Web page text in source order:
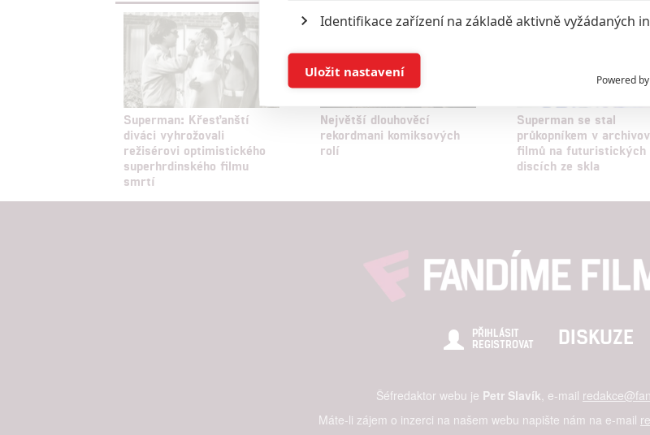
Superman: Křesťanští
diváci vyhrožovali
režisérovi optimistického
superhrdinského filmu
smrtí
Největší dlouhověcí
rekordmani komiksových
rolí
Superman se stal
průkopníkem v
filmů na futuristických
discích ze skla
PŘIHLÁSIT
REGISTROVAT
DISKUZE
Šéfredaktor webu je Petr Slavík , e-mail
Máte-li zájem o inzerci na našem webu napište nám na e-mail
Identifikace zařízení na základě aktivně vyžádaných
Ukládání a/nebo přístup k informacím v zařízení
Reklama založená na omezených údajích a měření
Personalizovaný obsah, měření obsahu, průzkum
Poskytování a zobrazování reklamy a obsahu
Powered by
Uložit nastavení